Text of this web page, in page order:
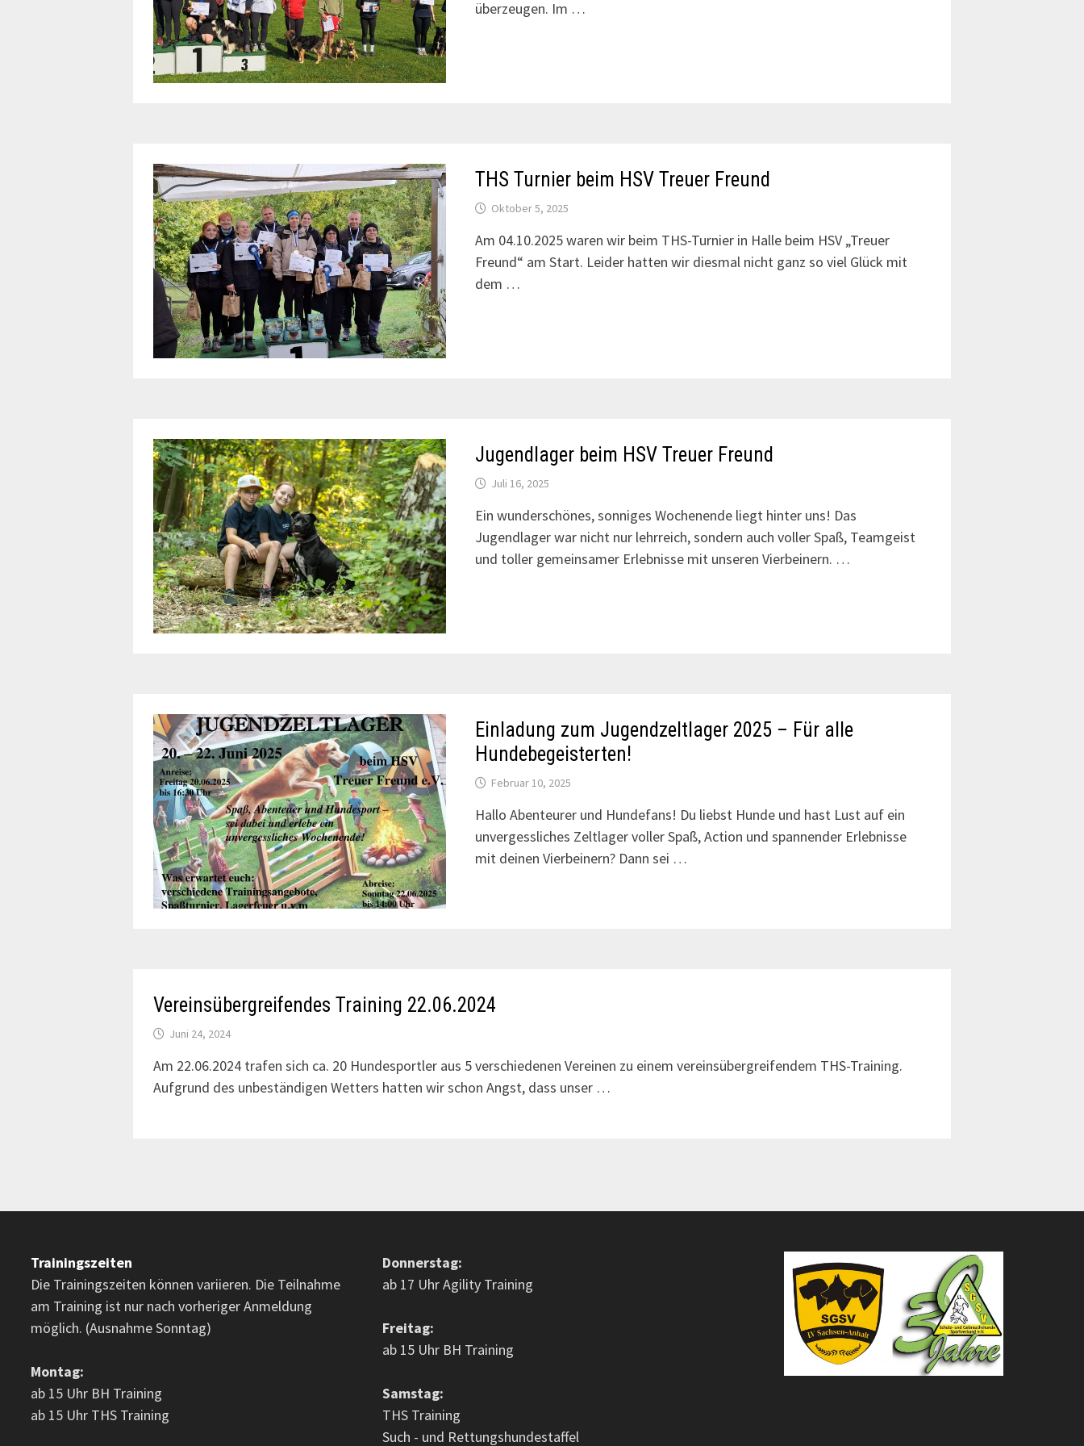
überzeugen. Im …
THS Turnier beim HSV Treuer Freund
Oktober 5, 2025
Am 04.10.2025 waren wir beim THS-Turnier in Halle beim HSV „Treuer
Freund“ am Start. Leider hatten wir diesmal nicht ganz so viel Glück mit
dem …
Jugendlager beim HSV Treuer Freund
Juli 16, 2025
Ein wunderschönes, sonniges Wochenende liegt hinter uns! Das
Jugendlager war nicht nur lehrreich, sondern auch voller Spaß, Teamgeist
und toller gemeinsamer Erlebnisse mit unseren Vierbeinern. …
Einladung zum Jugendzeltlager 2025 – Für alle
Hundebegeisterten!
Februar 10, 2025
Hallo Abenteurer und Hundefans! Du liebst Hunde und hast Lust auf ein
unvergessliches Zeltlager voller Spaß, Action und spannender Erlebnisse
mit deinen Vierbeinern? Dann sei …
Vereinsübergreifendes Training 22.06.2024
Juni 24, 2024
Am 22.06.2024 trafen sich ca. 20 Hundesportler aus 5 verschiedenen Vereinen zu einem vereinsübergreifendem THS-Training.
Aufgrund des unbeständigen Wetters hatten wir schon Angst, dass unser …
Trainingszeiten
Die Trainingszeiten können variieren. Die Teilnahme
am Training ist nur nach vorheriger Anmeldung
möglich. (Ausnahme Sonntag)
Montag:
ab 15 Uhr BH Training
ab 15 Uhr THS Training
Donnerstag:
ab 17 Uhr Agility Training
Freitag:
ab 15 Uhr BH Training
Samstag:
THS Training
Such - und Rettungshundestaffel